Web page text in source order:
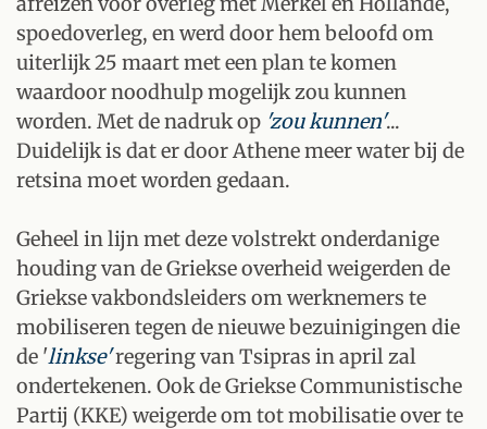
spoedoverleg, en werd door hem beloofd om
uiterlijk 25 maart met een plan te komen
waardoor noodhulp mogelijk zou kunnen
worden. Met de nadruk op 'zou kunnen'...
Duidelijk is dat er door Athene meer water bij de
retsina moet worden gedaan.
Geheel in lijn met deze volstrekt onderdanige
houding van de Griekse overheid weigerden de
Griekse vakbondsleiders om werknemers te
mobiliseren tegen de nieuwe bezuinigingen die
de 'linkse'regering van Tsipras in april zal
ondertekenen. Ook de Griekse Communistische
Partij (KKE) weigerde om tot mobilisatie over te